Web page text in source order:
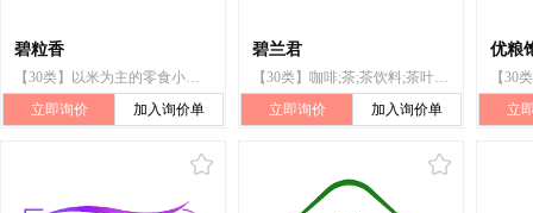
碧粒香
【30类】以米为主的零食小吃;咖啡;茶;酵母;蜂蜜;以谷物为主的零食小吃;调味品
立即询价
加入询价单
碧兰君
【30类】咖啡;茶;茶饮料;茶叶;蜂蜜;以谷物为主的零食小吃;用作茶叶代用品的花或叶;谷类制品;花茶;调味料
立即询价
加入询价单
优粮
立